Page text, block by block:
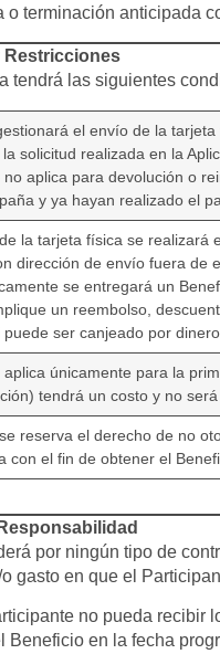
o terminación anticipada
tendrá las siguientes
el envío de la
solicitud realizada en la
no aplica para devolución o
y ya hayan realizado el
la tarjeta física se realizará
dirección de envío fuera de
se entregará un
un reembolso,
ser canjeado por
aplica únicamente para la
tendrá un costo y no
reserva el derecho de no
con el fin de obtener el
por ningún tipo de
gasto en que el
no pueda recibir
Beneficio en la fecha